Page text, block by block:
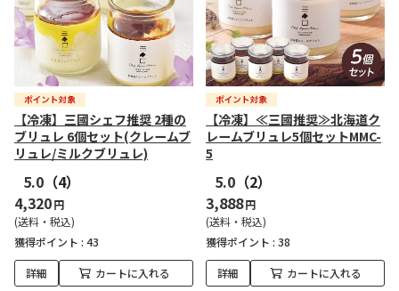
【冷凍】三國シェフ推奨 2種の
ブリュレ 6個セット(クレームブ
リュレ/ミルクブリュレ)
5.0 （4）
4,320円
(送料・税込)
獲得ポイント : 43
詳細 カートに入れる
【冷凍】≪三國推奨≫北海道ク
レームブリュレ5個セットMMC-
5
5.0 （2）
3,888円
(送料・税込)
獲得ポイント : 38
詳細 カートに入れる